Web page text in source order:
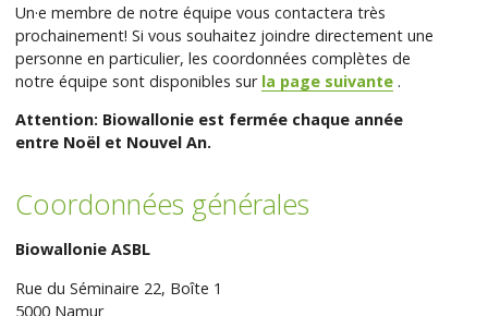
Un·e membre de notre équipe vous contactera très
prochainement! Si vous souhaitez joindre directement une
personne en particulier, les coordonnées complètes de
notre équipe sont disponibles sur la page suivante .
Attention: Biowallonie est fermée chaque année
entre Noël et Nouvel An.
Coordonnées générales
Biowallonie ASBL
Rue du Séminaire 22, Boîte 1
5000 Namur